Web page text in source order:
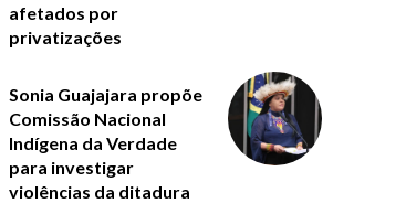
afetados por
privatizações
Sonia Guajajara propõe
Comissão Nacional
Indígena da Verdade
para investigar
violências da ditadura